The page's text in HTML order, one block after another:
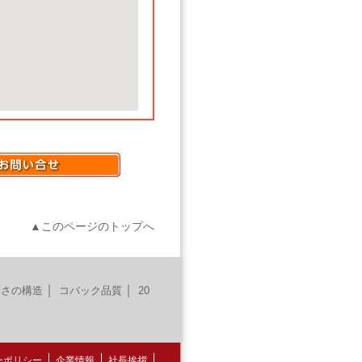
▲このページのトップへ
の構造 コバック品質
20